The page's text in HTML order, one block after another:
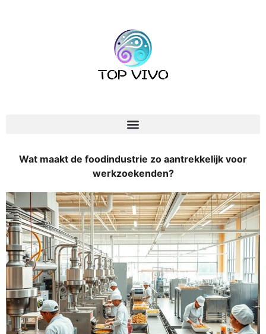
Wat maakt de foodindustrie zo aantrekkelijk voor
werkzoekenden?